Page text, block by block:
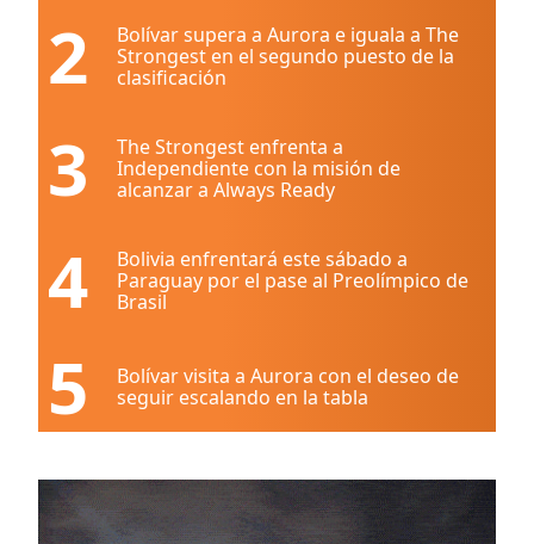
2
Bolívar supera a Aurora e iguala a The
Strongest en el segundo puesto de la
clasificación
3
The Strongest enfrenta a
Independiente con la misión de
alcanzar a Always Ready
4
Bolivia enfrentará este sábado a
Paraguay por el pase al Preolímpico de
Brasil
5
Bolívar visita a Aurora con el deseo de
seguir escalando en la tabla